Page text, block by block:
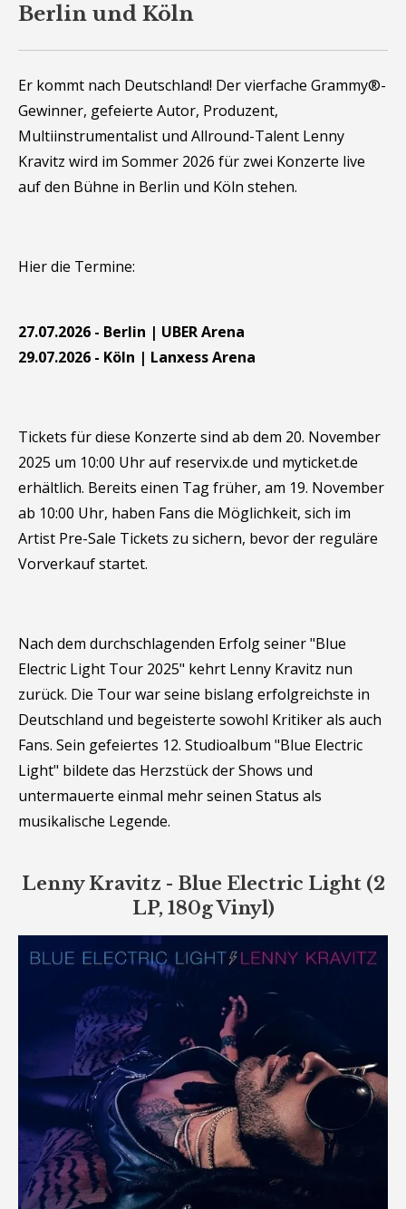
Berlin und Köln
Er kommt nach Deutschland! Der vierfache Grammy®-
Gewinner, gefeierte Autor, Produzent,
Multiinstrumentalist und Allround-Talent Lenny
Kravitz wird im Sommer 2026 für zwei Konzerte live
auf den Bühne in Berlin und Köln stehen.
Hier die Termine:
27.07.2026 - Berlin | UBER Arena
29.07.2026 - Köln | Lanxess Arena
Tickets für diese Konzerte sind ab dem 20. November
2025 um 10:00 Uhr auf reservix.de und myticket.de
erhältlich. Bereits einen Tag früher, am 19. November
ab 10:00 Uhr, haben Fans die Möglichkeit, sich im
Artist Pre-Sale Tickets zu sichern, bevor der reguläre
Vorverkauf startet.
Nach dem durchschlagenden Erfolg seiner "Blue
Electric Light Tour 2025" kehrt Lenny Kravitz nun
zurück. Die Tour war seine bislang erfolgreichste in
Deutschland und begeisterte sowohl Kritiker als auch
Fans. Sein gefeiertes 12. Studioalbum "Blue Electric
Light" bildete das Herzstück der Shows und
untermauerte einmal mehr seinen Status als
musikalische Legende.
Lenny Kravitz - Blue Electric Light (2
LP, 180g Vinyl)